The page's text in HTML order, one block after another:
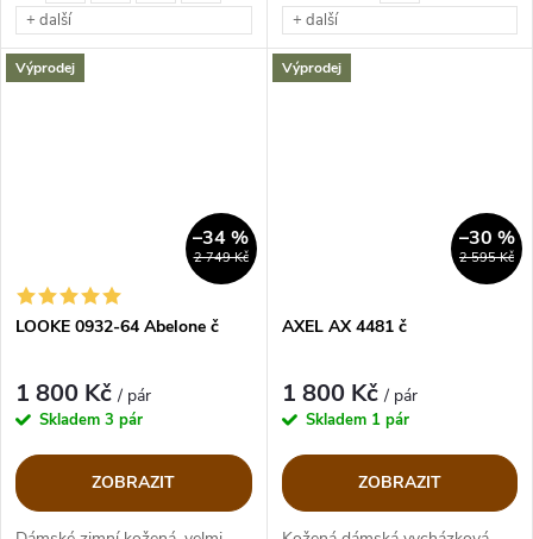
+ další
+ další
Výprodej
2 749 Kč
–34 %
LOOKE 0932-64 Abelone č
1 800 Kč/ pár
Skladem 3 pár
ZOBRAZIT
Výprodej
2 595 Kč
–30 %
AXEL AX 4481 č
1 800 Kč/ pár
Skladem 1 pár
ZOBRAZIT